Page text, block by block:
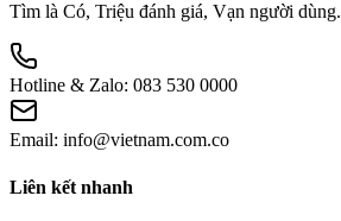
Tìm là Có, Triệu đánh giá, Vạn người dùng.
Hotline & Zalo: 083 530 0000
Email: info@vietnam.com.co
Liên kết nhanh